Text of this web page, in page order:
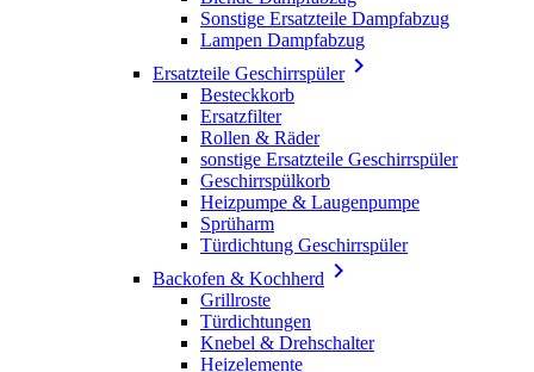
Sonstige Ersatzteile Dampfabzug
Lampen Dampfabzug
Ersatzteile Geschirrspüler
Besteckkorb
Ersatzfilter
Rollen & Räder
sonstige Ersatzteile Geschirrspüler
Geschirrspülkorb
Heizpumpe & Laugenpumpe
Sprüharm
Türdichtung Geschirrspüler
Backofen & Kochherd 
Grillroste
Türdichtungen
Knebel & Drehschalter
Heizelemente